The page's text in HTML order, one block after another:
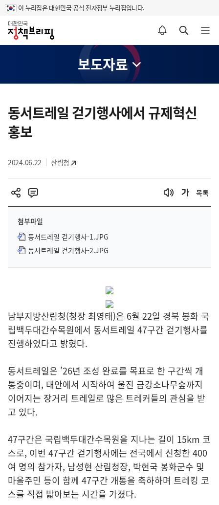
이 누리집은 대한민국 공식 전자정부 누리집입니다.
홈
알림설정 바로가기 검색 바로가기 메뉴 열기
보도자료
텐
츠
영
동서트레일 걷기행사에서 규제혁신
홍보
2024.06.22 산림청
목록
첨부파일
동서트레일 걷기행사-1.JPG
동서트레일 걷기행사-2.JPG
남부지방산림청(청장 최영태)은 6월 22일 경북 봉화 국
립백두대간수목원에서 동서트레일 47구간 걷기행사를
진행하였다고 밝혔다.
동서트레일은 ’26년 조성 완료를 목표로 한 구간씩 개
통중이며, 태안에서 시작하여 울진 금강소나무숲까지
이어지는 장거리 트레일로 많은 트레커들의 관심을 받
고 있다.
47구간은 국립백두대간수목원을 지나는 길이 15km 코
스로, 이번 47구간 걷기행사에는 전국에서 신청한 400
여 명의 참가자, 남성현 산림청장, 박현국 봉화군수 및
마을주민 등이 함께 47구간 개통을 축하하며 트레킹 코
스를 직접 밟아보는 시간을 가졌다.